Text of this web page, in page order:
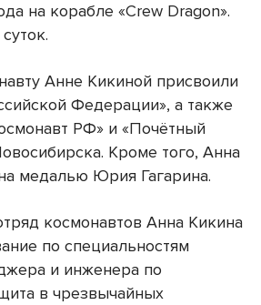
на корабле «Crew Dragon».
Анне Кикиной присвоили
Федерации», а также
РФ» и «Почётный
Кроме того, Анна
медалью Юрия Гагарина.
космонавтов Анна Кикина
по специальностям
и инженера по
в чрезвычайных